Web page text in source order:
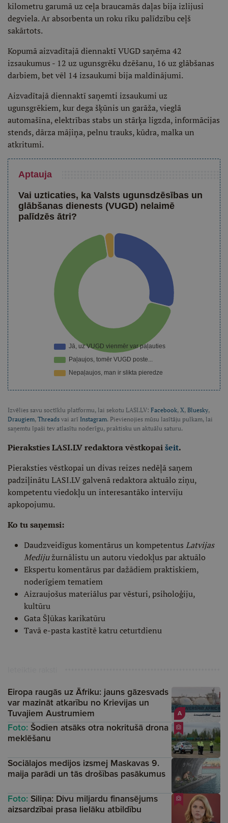
kilometru garumā uz ceļa braucamās daļas bija izlijusi
degviela. Ar absorbenta un roku rīku palīdzību ceļš
sakārtots.
Kopumā aizvadītajā diennaktī VUGD saņēma 42
izsaukumus - 12 uz ugunsgrēku dzēšanu, 16 uz glābšanas
darbiem, bet vēl 14 izsaukumi bija maldinājumi.
Aizvadītajā diennaktī saņemti izsaukumi uz
ugunsgrēkiem, kur dega šķūnis un garāža, vieglā
automašīna, elektrības stabs un stārķa ligzda, informācijas
stends, dārza mājiņa, pelnu trauks, kūdra, malka un
atkritumi.
Aptauja
Vai uzticaties, ka Valsts ugunsdzēsības un
glābšanas dienests (VUGD) nelaimē
palīdzēs ātri?
Izvēlies savu soctīklu platformu, lai sekotu LASI.LV: Facebook, X, Bluesky,
Draugiem, Threads vai arī Instagram. Pievienojies mūsu lasītāju pulkam, lai
saņemtu īpaši tev atlasītu noderīgu, praktisku un aktuālu saturu.
Pieraksties LASI.LV redaktora vēstkopaišeit.
Pieraksties vēstkopai un divas reizes nedēļā saņem
padziļinātu LASI.LV galvenā redaktora aktuālo ziņu,
kompetentu viedokļu un interesantāko interviju
apkopojumu.
Ko tu saņemsi:
Daudzveidīgus komentārus un kompetentus Latvijas
Medijužurnālistu un autoru viedokļus par aktuālo
Ekspertu komentārus par dažādiem praktiskiem,
noderīgiem tematiem
Aizraujošus materiālus par vēsturi, psiholoģiju,
kultūru
Gata Šļūkas karikatūru
Tavā e-pasta kastītē katru ceturtdienu
A
Eiropa raugās uz Āfriku: jauns gāzesvads
var mazināt atkarību no Krievijas un
Tuvajiem Austrumiem
Foto: Šodien atsāks otra nokritušā drona
meklēšanu
Sociālajos medijos izsmej Maskavas 9.
maija parādi un tās drošības pasākumus
Foto: Siliņa: Divu miljardu finansējums
aizsardzībai prasa lielāku atbildību